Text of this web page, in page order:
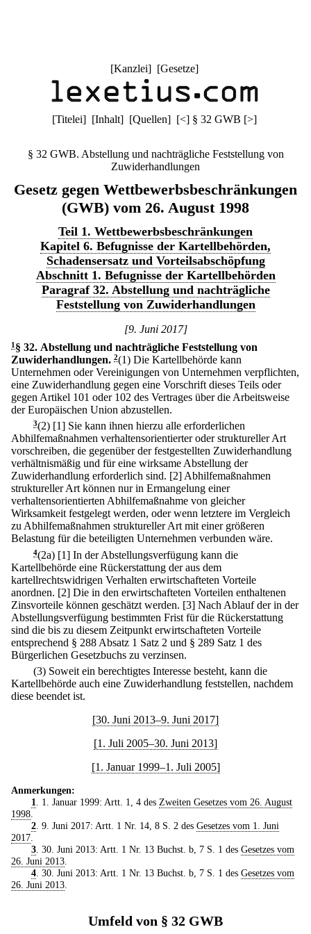
[Kanzlei] [Gesetze]
[Titelei] [Inhalt] [Quellen] [<] § 32 GWB [>]
§ 32 GWB. Abstellung und nachträgliche Feststellung von
Zuwiderhandlungen
Gesetz gegen Wettbewerbsbeschränkungen
(GWB) vom 26. August 1998
Teil 1. Wettbewerbsbeschränkungen
Kapitel 6. Befugnisse der Kartellbehörden,
Schadensersatz und Vorteilsabschöpfung
Abschnitt 1. Befugnisse der Kartellbehörden
Paragraf 32. Abstellung und nachträgliche
Feststellung von Zuwiderhandlungen
[9. Juni 2017]
1 § 32. Abstellung und nachträgliche Feststellung von
Zuwiderhandlungen. 2(1) Die Kartellbehörde kann
Unternehmen oder Vereinigungen von Unternehmen verpflichten,
eine Zuwiderhandlung gegen eine Vorschrift dieses Teils oder
gegen Artikel 101 oder 102 des Vertrages über die Arbeitsweise
der Europäischen Union abzustellen.
3(2) [1] Sie kann ihnen hierzu alle erforderlichen
Abhilfemaßnahmen verhaltensorientierter oder struktureller Art
vorschreiben, die gegenüber der festgestellten Zuwiderhandlung
verhältnismäßig und für eine wirksame Abstellung der
Zuwiderhandlung erforderlich sind. [2] Abhilfemaßnahmen
struktureller Art können nur in Ermangelung einer
verhaltensorientierten Abhilfemaßnahme von gleicher
Wirksamkeit festgelegt werden, oder wenn letztere im Vergleich
zu Abhilfemaßnahmen struktureller Art mit einer größeren
Belastung für die beteiligten Unternehmen verbunden wäre.
4(2a) [1] In der Abstellungsverfügung kann die
Kartellbehörde eine Rückerstattung der aus dem
kartellrechtswidrigen Verhalten erwirtschafteten Vorteile
anordnen. [2] Die in den erwirtschafteten Vorteilen enthaltenen
Zinsvorteile können geschätzt werden. [3] Nach Ablauf der in der
Abstellungsverfügung bestimmten Frist für die Rückerstattung
sind die bis zu diesem Zeitpunkt erwirtschafteten Vorteile
entsprechend § 288 Absatz 1 Satz 2 und § 289 Satz 1 des
Bürgerlichen Gesetzbuchs zu verzinsen.
(3) Soweit ein berechtigtes Interesse besteht, kann die
Kartellbehörde auch eine Zuwiderhandlung feststellen, nachdem
diese beendet ist.
[30. Juni 2013–9. Juni 2017]
[1. Juli 2005–30. Juni 2013]
[1. Januar 1999–1. Juli 2005]
Anmerkungen:
1
. 1. Januar 1999: Artt. 1, 4 des Zweiten Gesetzes vom 26. August
1998
2. 9. Juni 2017: Artt. 1 Nr. 14, 8 S. 2 des Gesetzes vom 1. Juni
2017
3. 30. Juni 2013: Artt. 1 Nr. 13 Buchst. b, 7 S. 1 des Gesetzes vom
26. Juni 2013
4. 30. Juni 2013: Artt. 1 Nr. 13 Buchst. b, 7 S. 1 des Gesetzes vom
26. Juni 2013
Umfeld von § 32 GWB